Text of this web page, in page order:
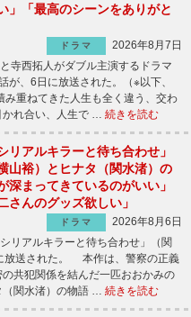
」「最高のシーンをありがと
ドラマ
2026年8月7日
寺西拓人がダブル主演するドラマ
が、6日に放送された。（※以下、
重ねてきた人生も全く違う、交わ
かれ合い、人生で … 続きを読む
リアルキラーと待ち合わせ」
山裕）とヒナタ（関水渚）の
深まってきているのがいい」
さんのグッズ欲しい」
ドラマ
2026年8月6日
リアルキラーと待ち合わせ」（関
放送された。 本作は、警察の正義
共犯関係を結んだ一匹おおかみの
（関水渚）の物語 … 続きを読む